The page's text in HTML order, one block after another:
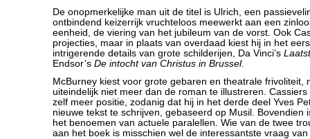
De onopmerkelijke man uit de titel is Ulrich, een
ontbindend keizerrijk vruchteloos meewerkt aan een
eenheid, de viering van het jubileum van de vorst. Ook
projecties, maar in plaats van overdaad kiest hij in het
intrigerende details van grote schilderijen, Da Vinci’s
Endsor’s De intocht van Christus in Brussel.
McBurney kiest voor grote gebaren en theatrale frivoliteit,
uiteindelijk niet meer dan de roman te illustreren.
zelf meer positie, zodanig dat hij in het derde deel Yves
nieuwe tekst te schrijven, gebaseerd op Musil. Bovendien
het benoemen van actuele paralellen. Wie van de twee
aan het boek is misschien wel de interessantste vraag